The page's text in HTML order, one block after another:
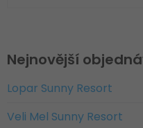
Nejnovější
Lopar Sunny Resort
Veli Mel Sunny Resort